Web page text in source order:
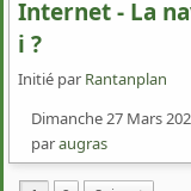
Internet - La
i ?
Initié par Rantanplan
Dimanche 27 Mars
paraugras